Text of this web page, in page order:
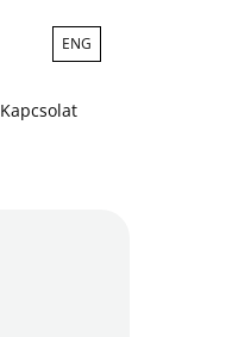
ENG
Kapcsolat